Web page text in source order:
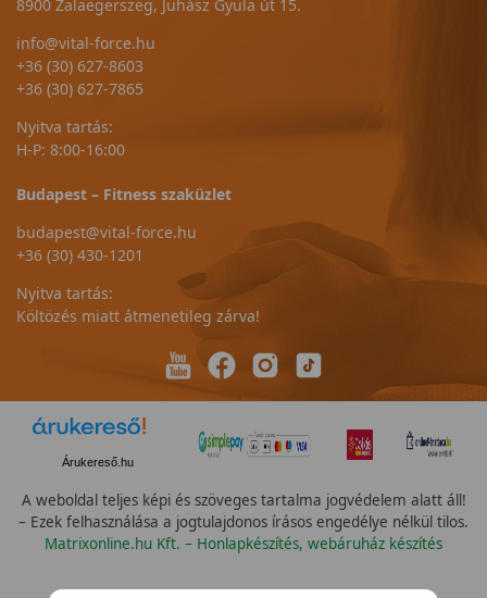
8900 Zalaegerszeg, Juhász Gyula út 15.
info@vital-force.hu
+36 (30) 627-8603
+36 (30) 627-7865
Nyitva tartás:
H-P: 8:00-16:00
Budapest – Fitness szaküzlet
budapest@vital-force.hu
+36 (30) 430-1201
Nyitva tartás:
Költözés miatt átmenetileg zárva!
Árukereső.hu
A weboldal teljes képi és szöveges tartalma jogvédelem alatt áll!
– Ezek felhasználása a jogtulajdonos írásos engedélye nélkül tilos.
Matrixonline.hu Kft. – Honlapkészítés, webáruház készítés